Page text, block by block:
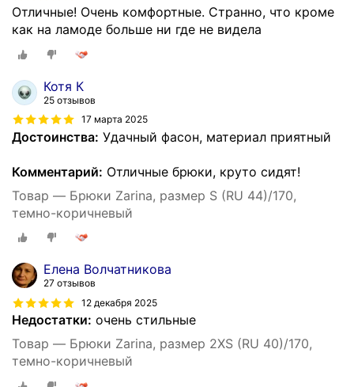
Отличные! Очень комфортные. Странно, что кроме
как на ламоде больше ни где не видела
Котя К
25 отзывов
17 марта 2025
Достоинства: Удачный фасон, материал приятный
Комментарий: Отличные брюки, круто сидят!
Товар — Брюки Zarina, размер S (RU 44)/170,
темно-коричневый
Елена Волчатникова
27 отзывов
12 декабря 2025
Недостатки: очень стильные
Товар — Брюки Zarina, размер 2XS (RU 40)/170,
темно-коричневый